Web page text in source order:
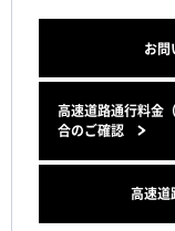
お
高速道路通行料金
合のご確認
高速道